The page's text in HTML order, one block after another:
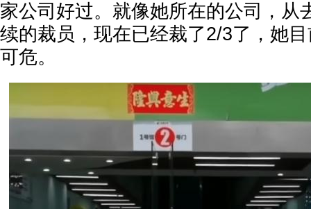
家公司好过。就像她所在的公司，从
续的裁员，现在已经裁了2/3了，她
可危。